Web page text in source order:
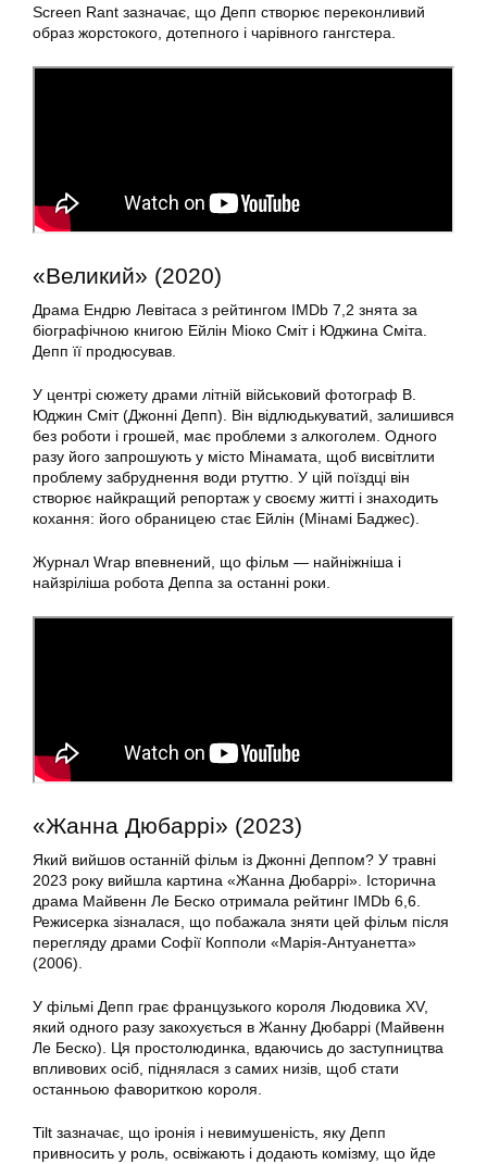
Screen Rant зазначає, що Депп створює переконливий
образ жорстокого, дотепного і чарівного гангстера.
«Великий» (2020)
Драма Ендрю Левітаса з рейтингом IMDb 7,2 знята за
біографічною книгою Ейлін Міоко Сміт і Юджина Сміта.
Депп її продюсував.
У центрі сюжету драми літній військовий фотограф В.
Юджин Сміт (Джонні Депп). Він відлюдькуватий, залишився
без роботи і грошей, має проблеми з алкоголем. Одного
разу його запрошують у місто Мінамата, щоб висвітлити
проблему забруднення води ртуттю. У цій поїздці він
створює найкращий репортаж у своєму житті і знаходить
кохання: його обраницею стає Ейлін (Мінамі Баджес).
Журнал Wrap впевнений, що фільм — найніжніша і
найзріліша робота Деппа за останні роки.
«Жанна Дюбаррі» (2023)
Який вийшов останній фільм із Джонні Деппом? У травні
2023 року вийшла картина «Жанна Дюбаррі». Історична
драма Майвенн Ле Беско отримала рейтинг IMDb 6,6.
Режисерка зізналася, що побажала зняти цей фільм після
перегляду драми Софії Копполи «Марія-Антуанетта»
(2006).
У фільмі Депп грає французького короля Людовика XV,
який одного разу закохується в Жанну Дюбаррі (Майвенн
Ле Беско). Ця простолюдинка, вдаючись до заступництва
впливових осіб, піднялася з самих низів, щоб стати
останньою фавориткою короля.
Tilt зазначає, що іронія і невимушеність, яку Депп
привносить у роль, освіжають і додають комізму, що йде